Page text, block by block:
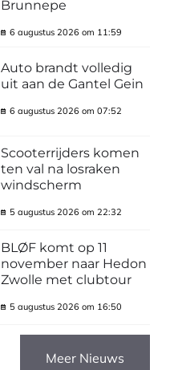
Brunnepe
6 augustus 2026 om 11:59
Auto brandt volledig
uit aan de Gantel Gein
6 augustus 2026 om 07:52
Scooterrijders komen
ten val na losraken
windscherm
5 augustus 2026 om 22:32
BLØF komt op 11
november naar Hedon
Zwolle met clubtour
5 augustus 2026 om 16:50
Meer Nieuws